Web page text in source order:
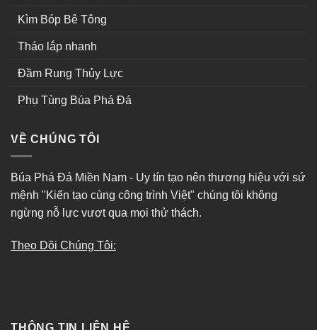
Kìm Bóp Bê Tông
Tháo lắp nhanh
Đầm Rung Thủy Lực
Phụ Tùng Búa Phá Đá
VỀ CHÚNG TÔI
Búa Phá Đá Miền Nam - Uy tín tạo nên thương hiệu với sứ
mệnh "Kiến tạo cùng công trình Việt" chúng tôi không
ngừng nỗ lực vượt qua mọi thử thách.
Theo Dõi Chúng Tôi:
THÔNG TIN LIÊN HỆ